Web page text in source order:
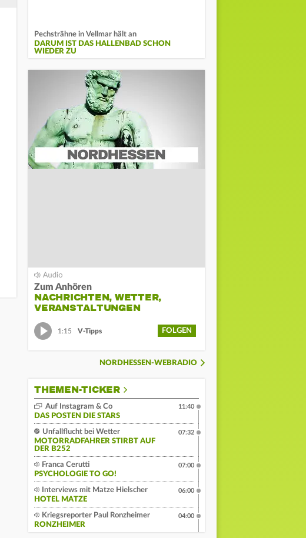
Pechsträhne in Vellmar hält an
DARUM IST DAS HALLENBAD SCHON
WIEDER ZU
Zum Anhören
NACHRICHTEN, WETTER,
VERANSTALTUNGEN
1:15 V-Tipps FOLGEN
NORDHESSEN-WEBRADIO
THEMEN-TICKER
Auf Instagram & Co
DAS POSTEN DIE STARS
11:40
Unfallflucht bei Wetter
MOTORRADFAHRER STIRBT AUF
DER B252
07:32
Franca Cerutti
PSYCHOLOGIE TO GO!
07:00
Interviews mit Matze Hielscher
HOTEL MATZE
06:00
Kriegsreporter Paul Ronzheimer
RONZHEIMER
04:00